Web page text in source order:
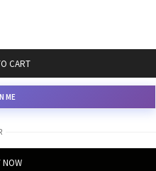
CART
ME
NOW